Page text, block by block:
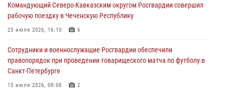
Росгвардейцы провели выставку вооружения для участников сбора
«Гвардеец» в Пензе (видео)
06 августа 2026, 12:00
В Курске росгвардейцы приняли участие в митинге, посвященном
второй годовщине вторжения ВСУ на территорию области
06 августа 2026, 11:56
Командующий Северо-Кавказским округом Росгвардии совершил
рабочую поездку в Чеченскую Республику
23 июля 2026, 16:10 6
Сотрудники и военнослужащие Росгвардии обеспечили
правопорядок при проведении товарищеского матча по футболу в
Санкт-Петербурге
13 июля 2026, 08:08 2